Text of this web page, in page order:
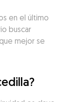
en el último
buscar
mejor se